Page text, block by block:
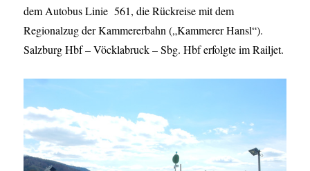
dem Autobus Linie 561, die Rückreise mit dem
Regionalzug der Kammererbahn („Kammerer Hansl“).
Salzburg Hbf – Vöcklabruck – Sbg. Hbf erfolgte im Railjet.